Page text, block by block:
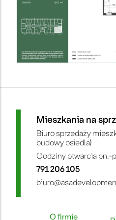
Mieszkania na
Biuro sprzedaży
budowy osiedla)
Godziny otwarcia pn.-
791 206 105
O firmie